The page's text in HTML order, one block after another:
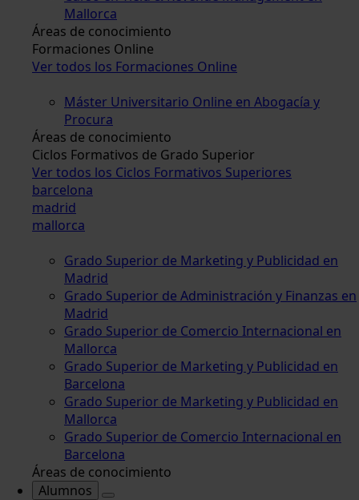
Mallorca
Áreas de conocimiento
Formaciones Online
Ver todos los Formaciones Online
Máster Universitario Online en Abogacía y
Procura
Áreas de conocimiento
Ciclos Formativos de Grado Superior
Ver todos los Ciclos Formativos Superiores
barcelona
madrid
mallorca
Grado Superior de Marketing y Publicidad en
Madrid
Grado Superior de Administración y Finanzas en
Madrid
Grado Superior de Comercio Internacional en
Mallorca
Grado Superior de Marketing y Publicidad en
Barcelona
Grado Superior de Marketing y Publicidad en
Mallorca
Grado Superior de Comercio Internacional en
Barcelona
Áreas de conocimiento
Alumnos